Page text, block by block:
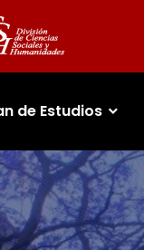
de Estudios